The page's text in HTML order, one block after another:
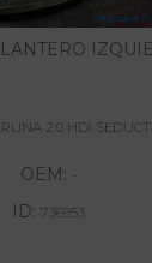
2.0 HDI
OEM: -
ID: 736953